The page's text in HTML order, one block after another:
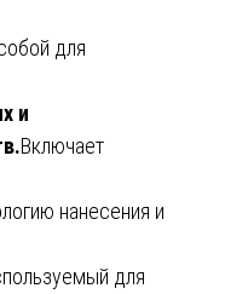
для
и
Включает
нанесения и
для